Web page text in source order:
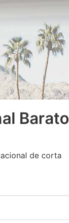
Barato
de corta